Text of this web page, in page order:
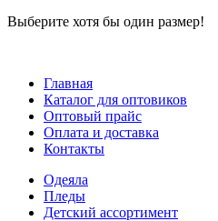
Выберите хотя бы один размер!
Главная
Каталог для оптовиков
Оптовый прайс
Оплата и доставка
Контакты
Одеяла
Пледы
Детский ассортимент